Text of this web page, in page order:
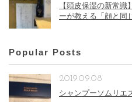
【頭皮保湿の新常
ーが教える「顔と同
Popular Posts
シャンプーソムリエ
2019.09.08